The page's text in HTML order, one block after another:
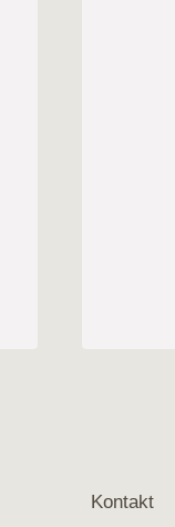
Kontakt